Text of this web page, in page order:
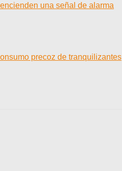
una señal de alarma
precoz de tranquilizantes